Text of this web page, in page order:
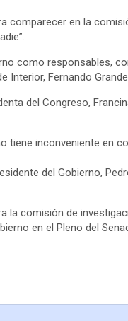
comparecer en la
como responsables,
Interior, Fernando
del Congreso,
tiene inconveniente en
del Gobierno,
la comisión de
en el Pleno del